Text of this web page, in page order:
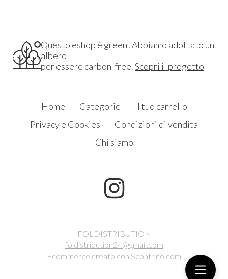
Questo eshop è green! Abbiamo adottato un
albero
per essere carbon-free.Scopri il progetto
Home Categorie
Il tuo carrello
Privacy e Cookies
Condizioni di vendita
Chi siamo
FOLDISTRIBUTION
foldistribution24@gmail.com
Ecommerce creato con Scontrino.com